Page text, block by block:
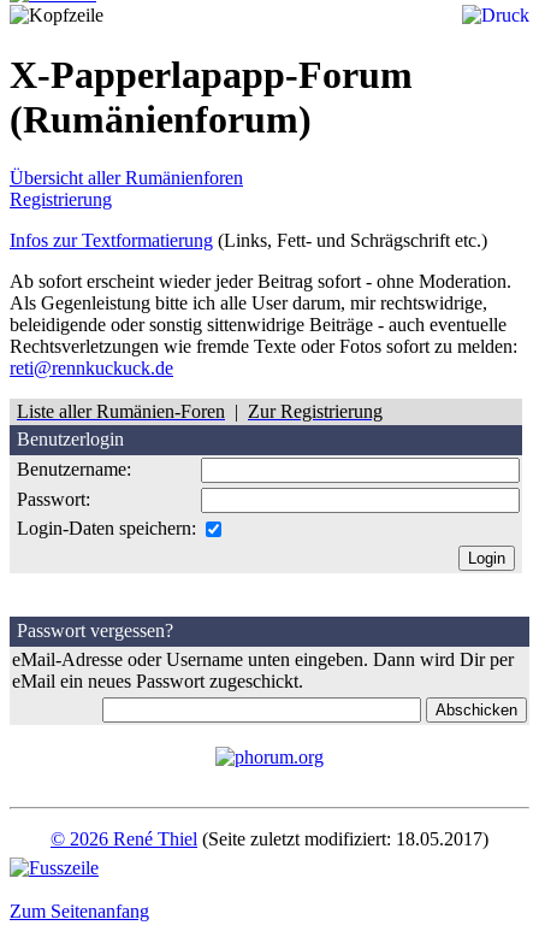
X-Papperlapapp-Forum
(Rumänienforum)
Übersicht aller Rumänienforen
Registrierung
Infos zur Textformatierung (Links, Fett- und Schrägschrift etc.)
Ab sofort erscheint wieder jeder Beitrag sofort - ohne Moderation.
Als Gegenleistung bitte ich alle User darum, mir rechtswidrige,
beleidigende oder sonstig sittenwidrige Beiträge - auch eventuelle
Rechtsverletzungen wie fremde Texte oder Fotos sofort zu melden:
reti@rennkuckuck.de
Liste aller Rumänien-Foren | Zur Registrierung
Benutzerlogin
Benutzername:
Passwort:
Login-Daten speichern:
Passwort vergessen?
eMail-Adresse oder Username unten eingeben. Dann wird Dir per
eMail ein neues Passwort zugeschickt.
© 2026 René Thiel (Seite zuletzt modifiziert: 18.05.2017)
Zum Seitenanfang